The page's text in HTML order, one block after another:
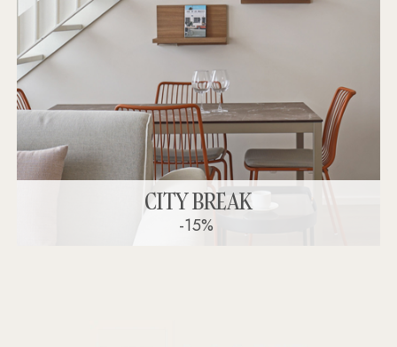
CITY BREAK
-15%